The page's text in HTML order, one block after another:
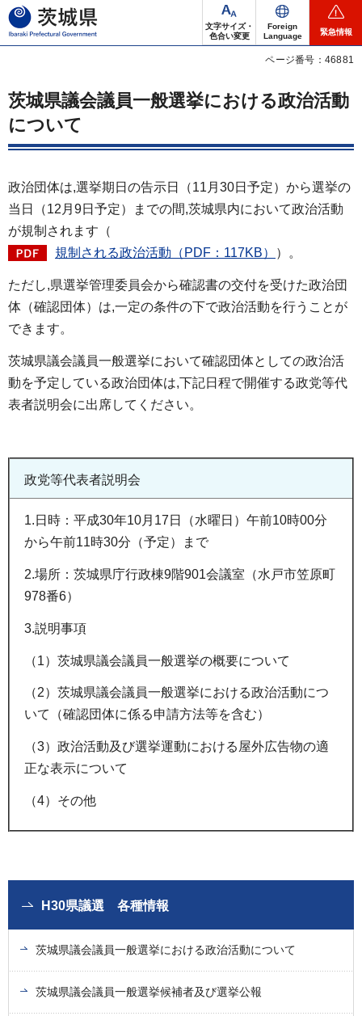
茨城県
文字サイズ・
色合い変更
Foreign
Language
緊急情報
ページ番号：46881
茨城県議会議員一般選挙における政治活動
について
政治団体は,選挙期日の告示日（11月30日予定）から選挙の
当日（12月9日予定）までの間,茨城県内において政治活動
が規制されます（
規制される政治活動（PDF：117KB）
）。
ただし,県選挙管理委員会から確認書の交付を受けた政治団
体（確認団体）は,一定の条件の下で政治活動を行うことが
できます。
茨城県議会議員一般選挙において確認団体としての政治活
動を予定している政治団体は,下記日程で開催する政党等代
表者説明会に出席してください。
政党等代表者説明会
1.日時：平成30年10月17日（水曜日）午前10時00分
から午前11時30分（予定）まで
2.場所：茨城県庁行政棟9階901会議室（水戸市笠原町
978番6）
3.説明事項
（1）茨城県議会議員一般選挙の概要について
（2）茨城県議会議員一般選挙における政治活動につ
いて（確認団体に係る申請方法等を含む）
（3）政治活動及び選挙運動における屋外広告物の適
正な表示について
（4）その他
H30県議選 各種情報
茨城県議会議員一般選挙における政治活動について
茨城県議会議員一般選挙候補者及び選挙公報